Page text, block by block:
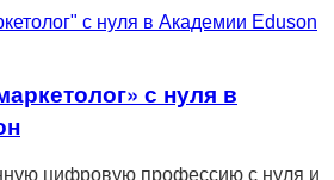
с нуля в
цифровую профессию с нуля и